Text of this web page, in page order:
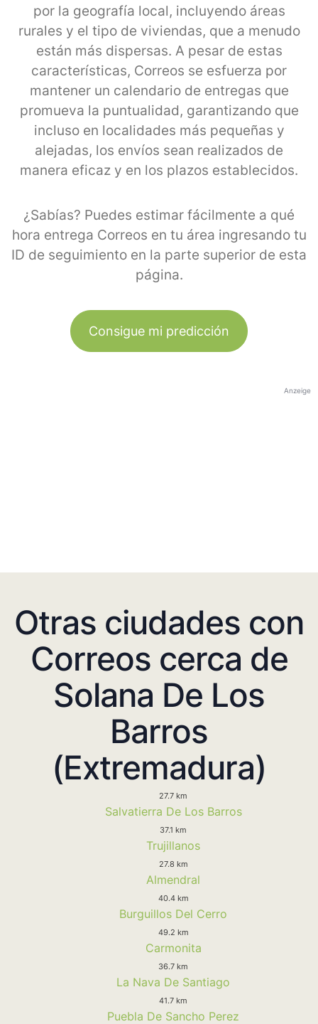
por la geografía local, incluyendo áreas
rurales y el tipo de viviendas, que a menudo
están más dispersas. A pesar de estas
características, Correos se esfuerza por
mantener un calendario de entregas que
promueva la puntualidad, garantizando que
incluso en localidades más pequeñas y
alejadas, los envíos sean realizados de
manera eficaz y en los plazos establecidos.
¿Sabías? Puedes estimar fácilmente a qué
hora entrega Correos en tu área ingresando tu
ID de seguimiento en la parte superior de esta
página.
Consigue mi predicción
Anzeige
Otras ciudades con
Correos cerca de
Solana De Los
Barros
(Extremadura)
27.7 km
Salvatierra De Los Barros
37.1 km
Trujillanos
27.8 km
Almendral
40.4 km
Burguillos Del Cerro
49.2 km
Carmonita
36.7 km
La Nava De Santiago
41.7 km
Puebla De Sancho Perez